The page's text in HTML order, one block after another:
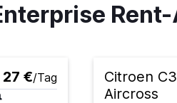
27 €/Tag
Citroen C3
Aircross